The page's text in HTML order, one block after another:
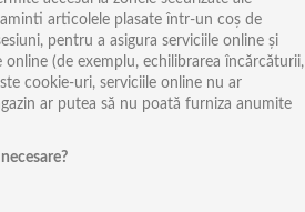
articolele plasate într-un coș de
pentru a asigura serviciile online și
(de exemplu, echilibrarea încărcăturii,
cookie-uri, serviciile online nu ar
ar putea să nu poată furniza anumite